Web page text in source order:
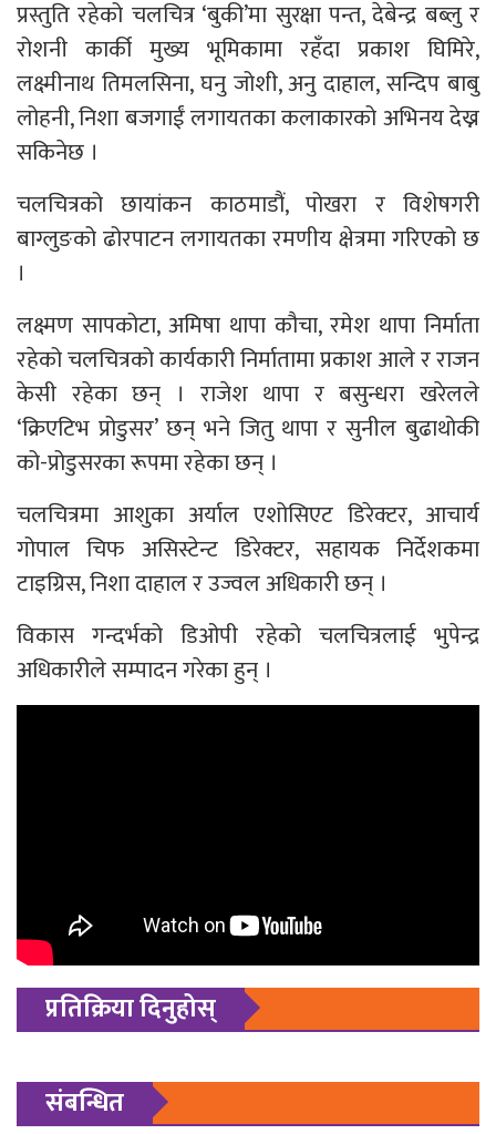
प्रस्तुति रहेको चलचित्र ‘बुकी’मा सुरक्षा पन्त, देबेन्द्र बब्लु र
रोशनी कार्की मुख्य भूमिकामा रहँदा प्रकाश घिमिरे,
लक्ष्मीनाथ तिमलसिना, घनु जोशी, अनु दाहाल, सन्दिप बाबु
लोहनी, निशा बजगाईं लगायतका कलाकारको अभिनय देख्न
सकिनेछ ।
चलचित्रको छायांकन काठमाडौं, पोखरा र विशेषगरी
बाग्लुङको ढोरपाटन लगायतका रमणीय क्षेत्रमा गरिएको छ
।
लक्ष्मण सापकोटा, अमिषा थापा कौचा, रमेश थापा निर्माता
रहेको चलचित्रको कार्यकारी निर्मातामा प्रकाश आले र राजन
केसी रहेका छन् । राजेश थापा र बसुन्धरा खरेलले
‘क्रिएटिभ प्रोडुसर’ छन् भने जितु थापा र सुनील बुढाथोकी
को-प्रोडुसरका रूपमा रहेका छन् ।
चलचित्रमा आशुका अर्याल एशोसिएट डिरेक्टर, आचार्य
गोपाल चिफ असिस्टेन्ट डिरेक्टर, सहायक निर्देशकमा
टाइग्रिस, निशा दाहाल र उज्वल अधिकारी छन् ।
विकास गन्दर्भको डिओपी रहेको चलचित्रलाई भुपेन्द्र
अधिकारीले सम्पादन गरेका हुन् ।
प्रतिक्रिया दिनुहोस्
संबन्धित